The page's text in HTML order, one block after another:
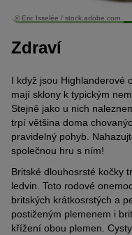
© Eric Isselée / stock.adobe.com
Zdraví
I když jsou Highlanderové
mají sklony k typickým
Stejně jako u nich
trpí většina doma
pravidelný pohyb.
společnou hru s ním!
Britské dlouhosrsté kočky
ledvin. Toto rodové
britských krátkosrstých a
postiženým plemenem i
křížení obou plemen.